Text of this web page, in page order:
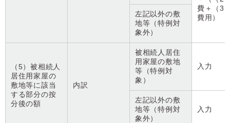
費＋（3
費用）
左記以外の敷
地等（特例対
象外）
（5）被相続人
居住用家屋の
敷地等に該当
する部分の按
分後の額
内訳
被相続人居住
用家屋の敷地
等（特例対
象）
入力
左記以外の敷
地等（特例対
象外）
入力